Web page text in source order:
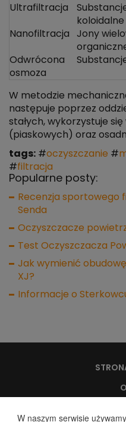
Ultrafiltracja
koloidalne
Nanofiltracja
Jony
Odwrócona
osmoza
W metodzie
następuje poprzez
stałych, wykorzystuje
(piaskowych) oraz
tags: #oczyszczanie #
#filtracja
Popularne posty:
Recenzja sportowego
Senda
Oczyszczacze
Test Oczyszczacza
Jak wymienić
XJ?
Informacje o
W naszym serwisie